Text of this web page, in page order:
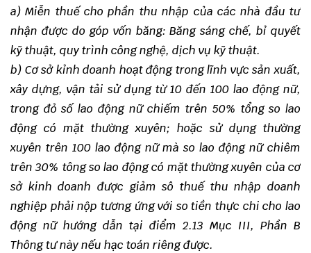
a) Miễn thuế cho phần thu nhập của các nhà đầu tư
nhận được do góp vốn băng: Băng sáng chế, bỉ quyết
kỹ thuật, quy trình công nghệ, dịch vụ kỹ thuật.
b) Cơ sở kỉnh doanh hoạt động trong lĩnh vực sản xuất,
xây dựng, vận tải sử dụng từ 10 đến 100 lao động nữ,
trong đỏ số lao động nữ chiếm trên 50% tổng so lao
động có mặt thường xuyên; hoặc sử dụng thường
xuyên trên 100 lao động nữ mà so lao động nữ chiêm
trên 30% tông so lao động có mặt thường xuyên của cơ
sở kinh doanh được giảm sô thuế thu nhập doanh
nghiệp phải nộp tương ứng với so tiền thực chi cho lao
động nữ hướng dẫn tại điểm 2.13 Mục III, Phần B
Thông tư này nếu hạc toán riêng được.